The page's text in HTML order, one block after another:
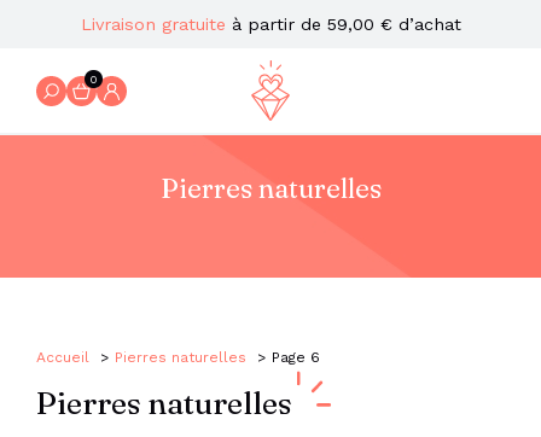
Livraison gratuite à partir de 59,00 € d’achat
0
Pierres naturelles
Accueil Pierres naturelles Page 6
Pierres naturelles